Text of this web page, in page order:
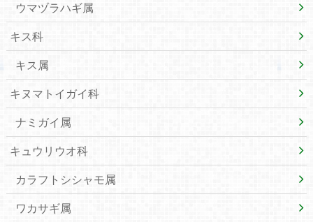
ウマヅラハギ属
キス科
キス属
キヌマトイガイ科
ナミガイ属
キュウリウオ科
カラフトシシャモ属
ワカサギ属